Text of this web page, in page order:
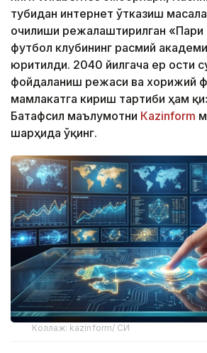
тубидан интернет ўтказиш
очилиши режалаштирилган
футбол клубининг расмий
юритилди. 2040 йилгача ер ости
фойдаланиш режаси ва хорижий
мамлакатга кириш тартиби ҳам
Батафсил маълумотни Кazinform
шарҳида ўқинг.
Коллаж: kazinform/ СИ